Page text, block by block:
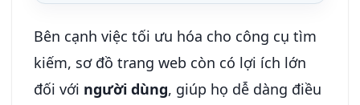
Bên cạnh việc tối ưu hóa cho công cụ tìm
kiếm, sơ đồ trang web còn có lợi ích lớn
đối với người dùng, giúp họ dễ dàng điều